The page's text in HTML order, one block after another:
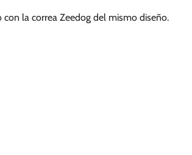
la correa Zeedog del mismo diseño.